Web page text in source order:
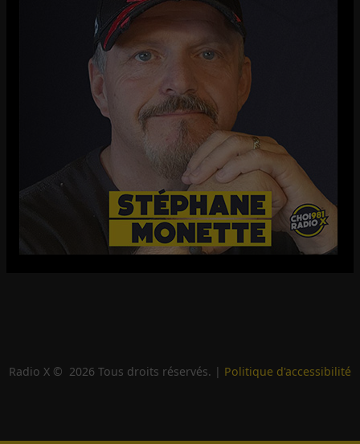
Radio X © 2026 Tous droits réservés. | Politique d'accessibilité